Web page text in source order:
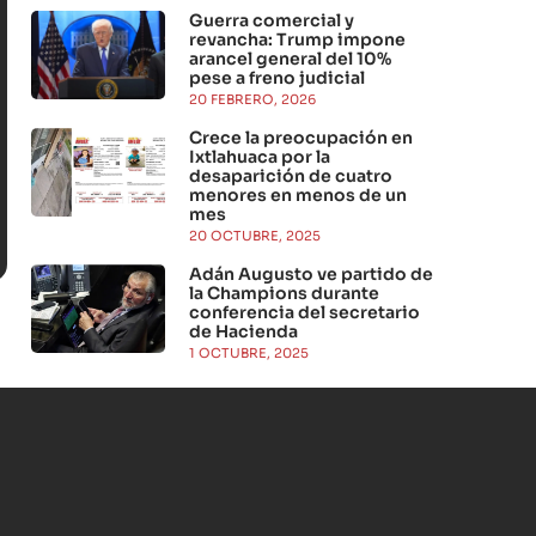
Guerra comercial y
revancha: Trump impone
arancel general del 10%
pese a freno judicial
20 FEBRERO, 2026
Crece la preocupación en
Ixtlahuaca por la
desaparición de cuatro
menores en menos de un
mes
20 OCTUBRE, 2025
Adán Augusto ve partido de
la Champions durante
conferencia del secretario
de Hacienda
1 OCTUBRE, 2025